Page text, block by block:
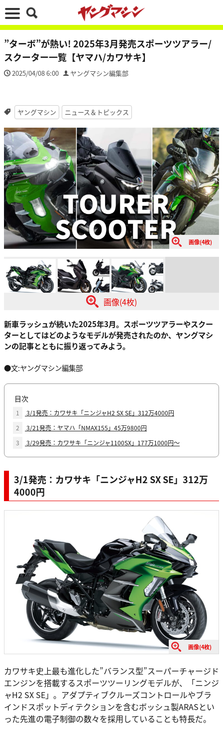
”ターボ”が熱い! 2025年3月発売スポーツツアラー/
スクーター一覧【ヤマハ/カワサキ】
2025/04/08 6:00 ヤングマシン編集部
ヤングマシン ニュース＆トピックス
画像(4枚)
画像(4枚)
新車ラッシュが続いた2025年3月。スポーツツアラーやスクー
ターとしてはどのようなモデルが発売されたのか、ヤングマシ
ンの記事とともに振り返ってみよう。
●文:ヤングマシン編集部
目次
1
3/1発売：カワサキ「ニンジャH2 SX SE」312万4000円
2
3/21発売：ヤマハ「NMAX155」45万9800円
3
3/29発売：カワサキ「ニンジャ1100SX」177万1000円～
3/1発売：カワサキ「ニンジャH2 SX SE」312万
4000円
画像(4枚)
カワサキ史上最も進化した”バランス型”スーパーチャージド
エンジンを搭載するスポーツツーリングモデルが、「ニンジ
ャH2 SX SE」。アダプティブクルーズコントロールやブラ
インドスポットディテクションを含むボッシュ製ARASとい
った先進の電子制御の数々を採用していることも特長だ。